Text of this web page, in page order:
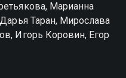
Марианна
Таран, Мирослава
Игорь Коровин, Егор